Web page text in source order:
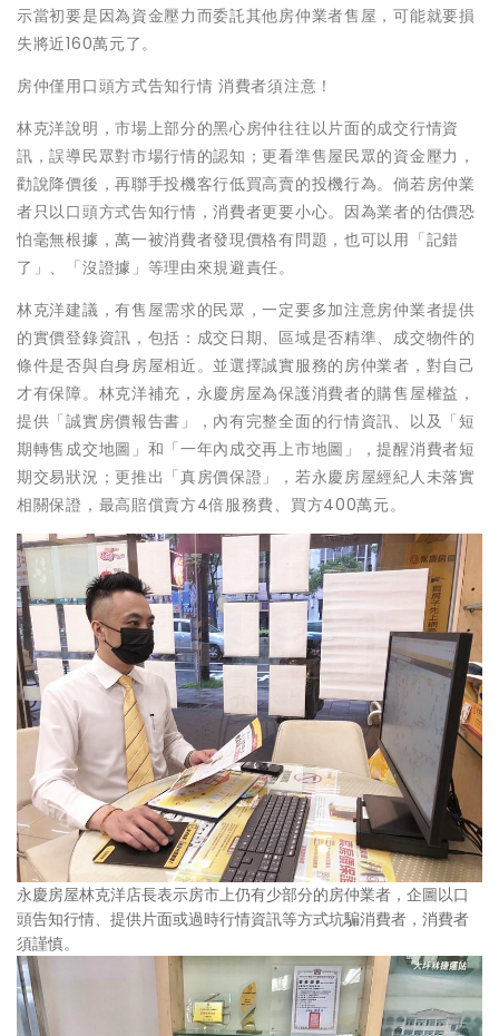
示當初要是因為資金壓力而委託其他房仲業者售屋，可能就要損
失將近160萬元了。
房仲僅用口頭方式告知行情 消費者須注意！
林克洋說明，市場上部分的黑心房仲往往以片面的成交行情資
訊，誤導民眾對市場行情的認知；更看準售屋民眾的資金壓力，
勸說降價後，再聯手投機客行低買高賣的投機行為。倘若房仲業
者只以口頭方式告知行情，消費者更要小心。因為業者的估價恐
怕毫無根據，萬一被消費者發現價格有問題，也可以用「記錯
了」、「沒證據」等理由來規避責任。
林克洋建議，有售屋需求的民眾，一定要多加注意房仲業者提供
的實價登錄資訊，包括：成交日期、區域是否精準、成交物件的
條件是否與自身房屋相近。並選擇誠實服務的房仲業者，對自己
才有保障。林克洋補充，永慶房屋為保護消費者的購售屋權益，
提供「誠實房價報告書」，內有完整全面的行情資訊、以及「短
期轉售成交地圖」和「一年內成交再上市地圖」，提醒消費者短
期交易狀況；更推出「真房價保證」，若永慶房屋經紀人未落實
相關保證，最高賠償賣方4倍服務費、買方400萬元。
永慶房屋林克洋店長表示房市上仍有少部分的房仲業者，企圖以口
頭告知行情、提供片面或過時行情資訊等方式坑騙消費者，消費者
須謹慎。